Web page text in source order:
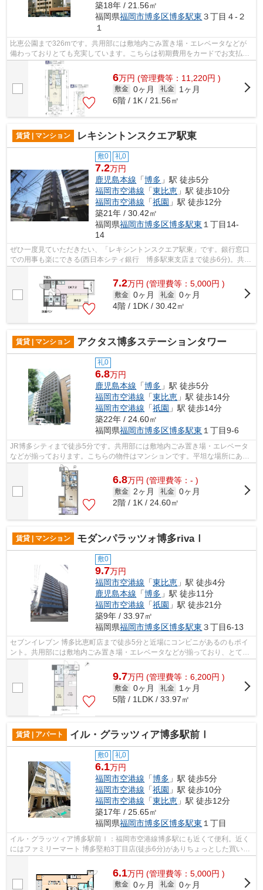
築18年 / 21.56㎡
福岡県福岡市博多区博多駅東 ３丁目４-２
１
比恵公園まで326mです。共用部には敷地内ごみ置き場・エレベータなどが
備わっておりとても充実しています。こちらは初期費用をカードでお支払い
いただける物件です。マンションはバス...
6万円 (管理費等：11,220円 )
敷金 0ヶ月 礼金
1ヶ月
6階 / 1K / 21.56㎡
賃貸 | マンション レキシントンスクエア駅東
敷0 礼0
7.2万円
鹿児島本線 「博多 」駅 徒歩5分
福岡市空港線 「東比恵 」駅 徒歩10分
福岡市空港線 「祇園 」駅 徒歩12分
築21年 / 30.42㎡
福岡県福岡市博多区博多駅東 １丁目14-
14
ぜひ一度見ていただきたい、「レキシントンスクエア駅東」です。銀行窓口
での用事も楽にできる(西日本シティ銀行 博多駅東支店まで徒歩6分)。共用
7.2万円 (管理費等：5,000円 )
敷金 0ヶ月 礼金 0ヶ月
4階 / 1DK / 30.42㎡
賃貸 | マンション アクタス博多ステーションタワー
礼0
6.8万円
鹿児島本線 「博多 」駅 徒歩5分
福岡市空港線 「東比恵 」駅 徒歩14分
福岡市空港線 「祇園 」駅 徒歩14分
築22年 / 24.60㎡
福岡県福岡市博多区博多駅東 １丁目9-6
JR博多シティまで徒歩5分です。共用部には敷地内ごみ置き場・エレベータ
などが揃っております。こちらの物件はマンションです。平坦な場所にある
物件なら毎日の移動も快適です。周辺に...
6.8万円 (管理費等：- )
敷金 2ヶ月 礼金 0ヶ月
2階 / 1K / 24.60㎡
賃貸 | マンション モダンパラッツォ博多rivaⅠ
敷0
9.7万円
福岡市空港線 「東比恵 」駅 徒歩4分
鹿児島本線 「博多 」駅 徒歩11分
福岡市空港線 「祇園 」駅 徒歩21分
築9年 / 33.97㎡
福岡県福岡市博多区博多駅東 ３丁目6-13
セブンイレブン 博多比恵町店まで徒歩5分と近場にコンビニがあるのもポイ
ント。共用部には敷地内ごみ置き場・エレベータなどが揃っており、とても
充実しています。バス停徒歩3分以内な...
9.7万円 (管理費等：6,200円 )
敷金 0ヶ月 礼金
1ヶ月
5階 / 1LDK / 33.97㎡
賃貸 | アパート イル・グラッツィア博多駅前Ⅰ
敷0 礼0
6.1万円
福岡市空港線 「博多 」駅 徒歩5分
福岡市空港線 「祇園 」駅 徒歩10分
福岡市空港線 「東比恵 」駅 徒歩12分
築17年 / 25.65㎡
福岡県福岡市博多区博多駅東 １丁目
イル・グラッツィア博多駅前Ⅰ：福岡市空港線博多駅にも近くて便利。近く
にはファミリーマート 博多堅粕3丁目店(徒歩6分)がありちょっとした買い物
6.1万円 (管理費等：5,000円 )
敷金 0ヶ月 礼金 0ヶ月